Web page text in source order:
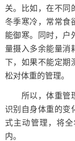
关。比如，在不同
冬季寒冷，常常食
能御寒。同时，户
量摄入多余能量消
下，如果不能定期
松对体重的管理。
所以，体重管理
识别自身体重的变
式主动管理，将
内。